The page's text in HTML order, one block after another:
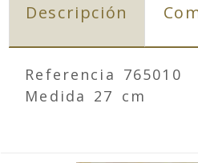
Descripción
Referencia 765010
Medida 27 cm